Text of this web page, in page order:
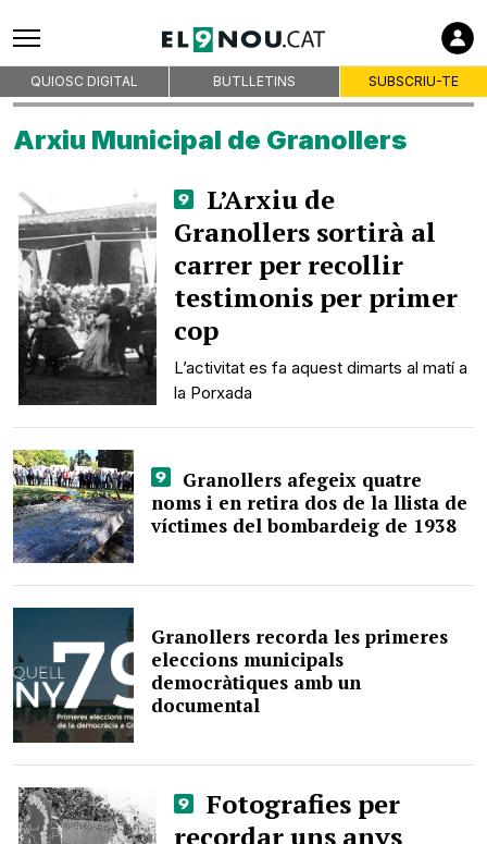
QUIOSC DIGITAL BUTLLETINS SUBSCRIU-TE
Arxiu Municipal de Granollers
L’Arxiu de
Granollers sortirà al
carrer per recollir
testimonis per primer
cop
L’activitat es fa aquest dimarts al matí a
la Porxada
Granollers afegeix quatre
noms i en retira dos de la llista de
víctimes del bombardeig de 1938
Granollers recorda les primeres
eleccions municipals
democràtiques amb un
documental
Fotografies per
recordar uns anys